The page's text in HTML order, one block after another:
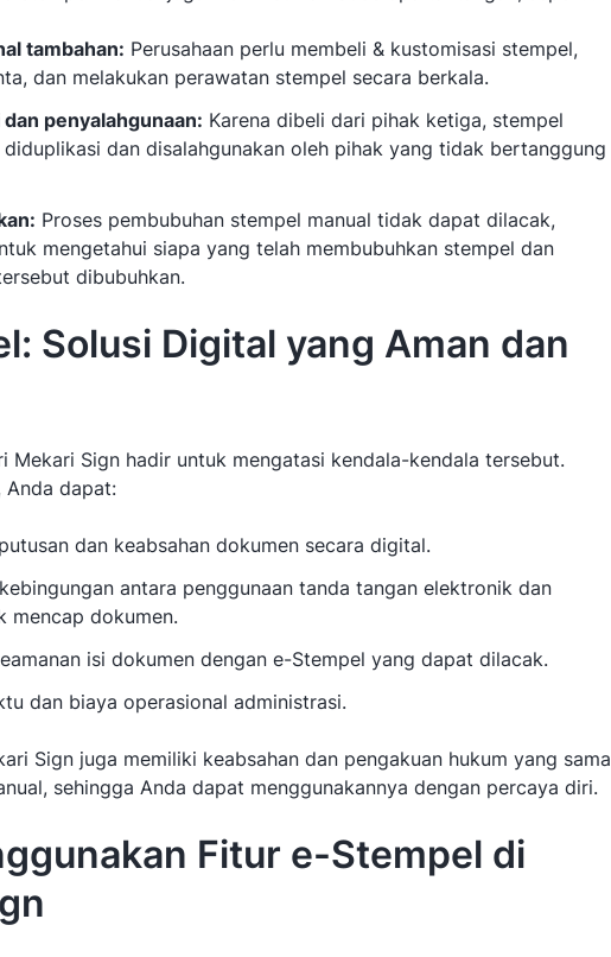
tambahan: Perusahaan perlu membeli & kustomisasi stempel,
dan melakukan perawatan stempel secara berkala.
penyalahgunaan: Karena dibeli dari pihak ketiga, stempel
dan disalahgunakan oleh pihak yang tidak bertanggung
Proses pembubuhan stempel manual tidak dapat dilacak,
mengetahui siapa yang telah membubuhkan stempel dan
dibubuhkan.
Solusi Digital yang Aman dan
Mekari Sign hadir untuk mengatasi kendala-kendala tersebut.
Anda dapat:
dan keabsahan dokumen secara digital.
antara penggunaan tanda tangan elektronik dan
mencap dokumen.
isi dokumen dengan e-Stempel yang dapat dilacak.
dan biaya operasional administrasi.
Sign juga memiliki keabsahan dan pengakuan hukum yang sama
sehingga Anda dapat menggunakannya dengan percaya diri.
Fitur e-Stempel di